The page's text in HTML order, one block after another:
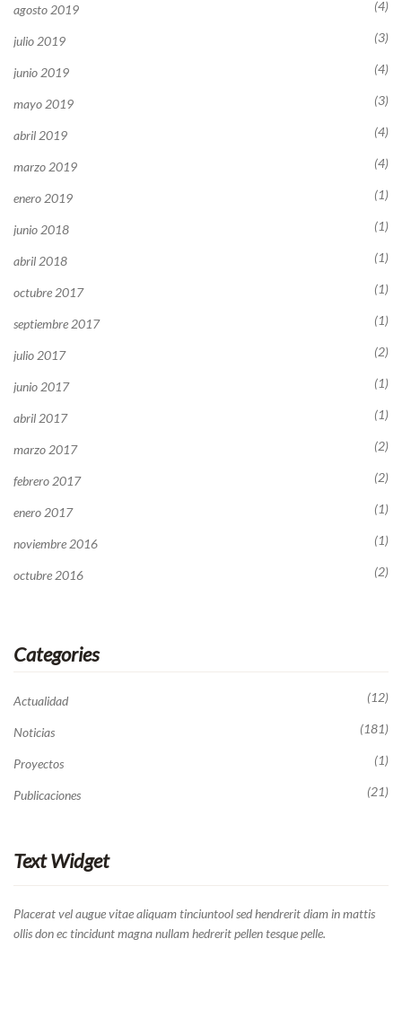
agosto 2019 (4)
julio 2019 (3)
junio 2019 (4)
mayo 2019 (3)
abril 2019 (4)
marzo 2019 (4)
enero 2019 (1)
junio 2018 (1)
abril 2018 (1)
octubre 2017 (1)
septiembre 2017 (1)
julio 2017 (2)
junio 2017 (1)
abril 2017 (1)
marzo 2017 (2)
febrero 2017 (2)
enero 2017 (1)
noviembre 2016 (1)
octubre 2016 (2)
Categories
Actualidad (12)
Noticias (181)
Proyectos (1)
Publicaciones (21)
Text Widget
Placerat vel augue vitae aliquam tinciuntool sed hendrerit diam in mattis
ollis don ec tincidunt magna nullam hedrerit pellen tesque pelle.